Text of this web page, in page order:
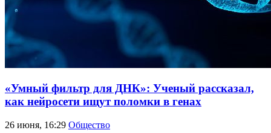
«Умный фильтр для ДНК»: Ученый рассказал,
как нейросети ищут поломки в генах
26 июня, 16:29 Общество